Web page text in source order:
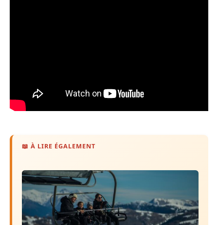
📖 À LIRE ÉGALEMENT